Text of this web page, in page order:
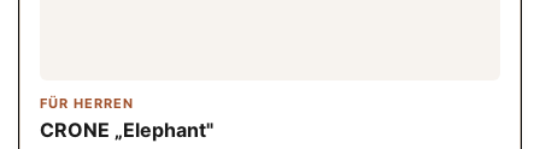
FÜR HERREN
CRONE „Elephant"